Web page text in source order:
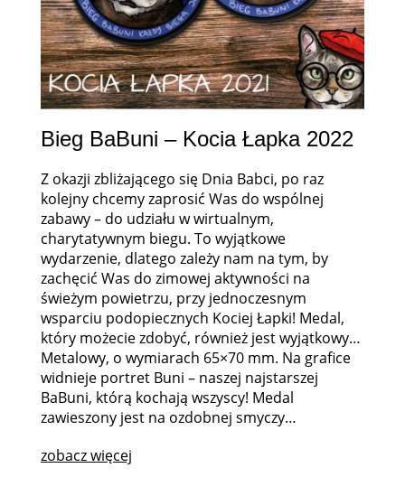
Bieg BaBuni – Kocia Łapka 2022
Z okazji zbliżającego się Dnia Babci, po raz
kolejny chcemy zaprosić Was do wspólnej
zabawy – do udziału w wirtualnym,
charytatywnym biegu. To wyjątkowe
wydarzenie, dlatego zależy nam na tym, by
zachęcić Was do zimowej aktywności na
świeżym powietrzu, przy jednoczesnym
wsparciu podopiecznych Kociej Łapki! Medal,
który możecie zdobyć, również jest wyjątkowy…
Metalowy, o wymiarach 65×70 mm. Na grafice
widnieje portret Buni – naszej najstarszej
BaBuni, którą kochają wszyscy! Medal
zawieszony jest na ozdobnej smyczy…
zobacz więcej